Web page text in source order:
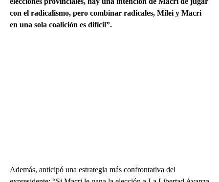
con el radicalismo, pero combinar radicales, Milei y Macri
en una sola coalición es difícil”.
Además, anticipó una estrategia más confrontativa del